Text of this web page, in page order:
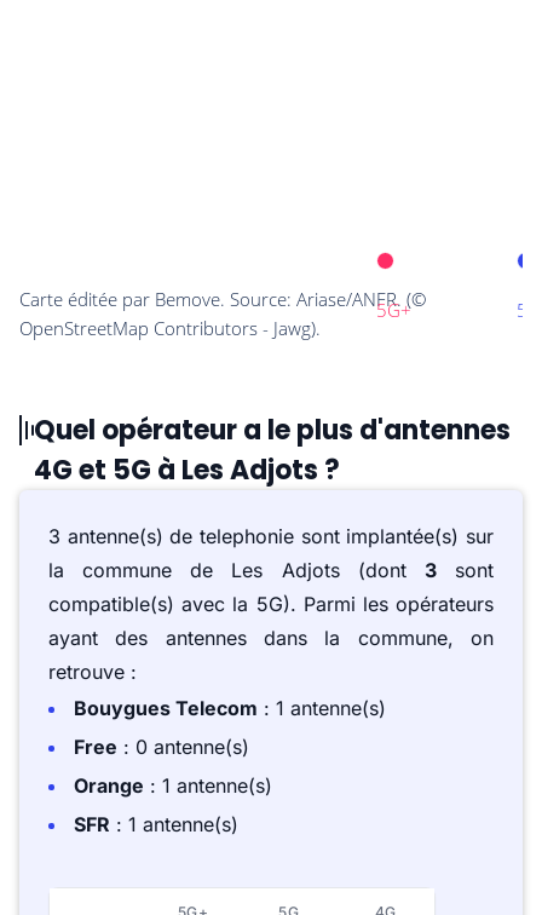
Quel opérateur a le plus d'antennes
4G et 5G à Les Adjots ?
3 antenne(s) de telephonie sont implantée(s) sur
la commune de Les Adjots (dont 3sont
compatible(s) avec la 5G). Parmi les opérateurs
ayant des antennes dans la commune, on
retrouve :
Bouygues Telecom : 1 antenne(s)
Free : 0 antenne(s)
Orange : 1 antenne(s)
SFR : 1 antenne(s)